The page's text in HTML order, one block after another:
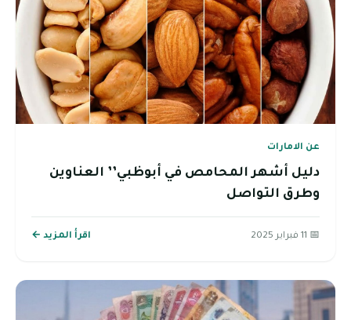
عن الامارات
دليل أشهر المحامص في أبوظبي’’ العناوين
وطرق التواصل
📅 11 فبراير 2025 اقرأ المزيد ←